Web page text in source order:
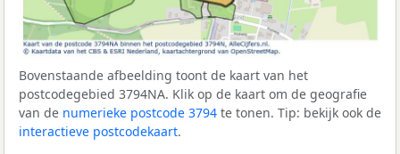
Bovenstaande afbeelding toont de kaart van het
postcodegebied 3794NA. Klik op de kaart om de geografie
van de numerieke postcode 3794 te tonen. Tip: bekijk ook de
interactieve postcodekaart.